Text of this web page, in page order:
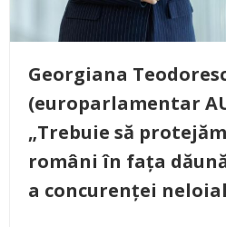
Georgiana
(europarlamentar
„Trebuie să
români în fața
a concurenței